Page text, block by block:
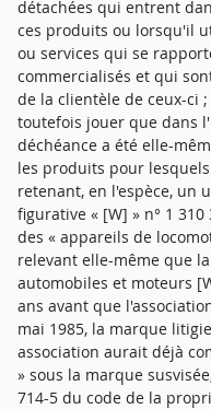
détachées qui entrent
ces produits ou lorsqu'il
ou services qui se
commercialisés et qui
de la clientèle de ceux-ci
toutefois jouer que dans
déchéance a été elle-
les produits pour
retenant, en l'espèce, un
figurative « [W] » n° 1
des « appareils de
relevant elle-même que
automobiles et moteurs
ans avant que
mai 1985, la marque
association aurait déjà
» sous la marque
714-5 du code de la